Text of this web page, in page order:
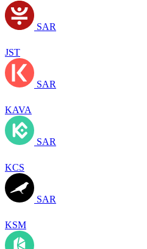
SAR
JST
SAR
KAVA
SAR
KCS
SAR
KSM